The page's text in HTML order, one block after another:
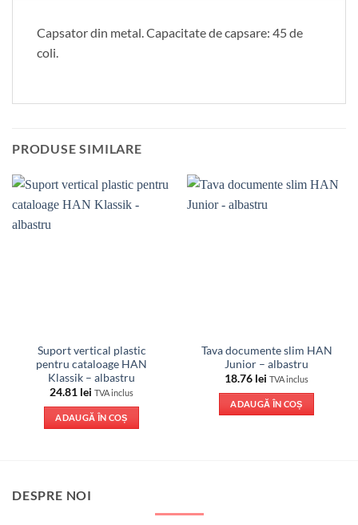
Capsator din metal. Capacitate de capsare: 45 de
coli.
PRODUSE SIMILARE
Suport vertical plastic
pentru cataloage HAN
Klassik – albastru
24.81 lei TVA inclus
ADAUGĂ ÎN COȘ
Tava documente slim HAN
Junior – albastru
18.76 lei TVA inclus
ADAUGĂ ÎN COȘ
DESPRE NOI